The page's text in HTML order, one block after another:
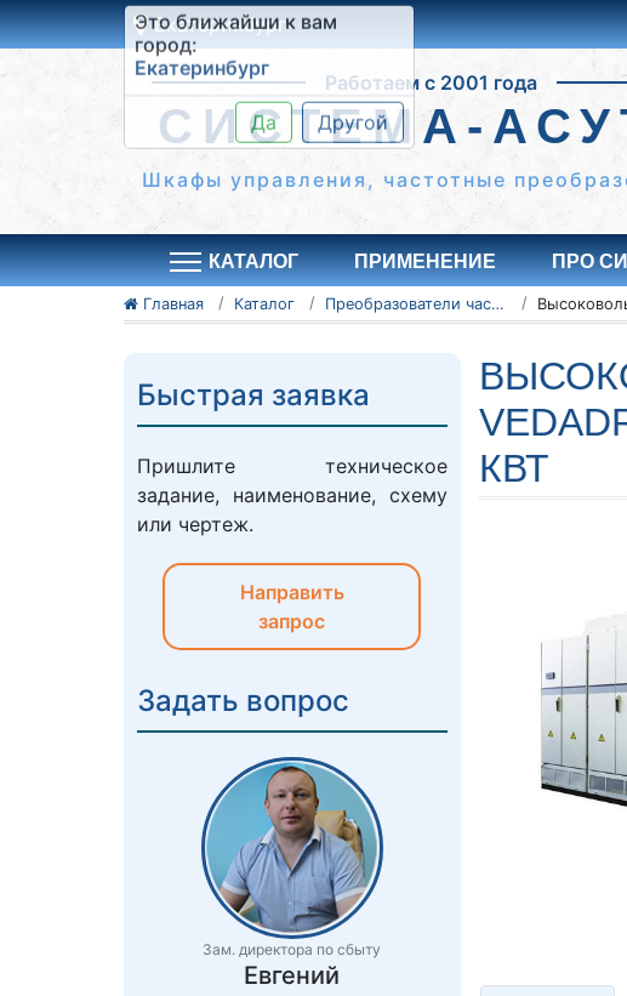
Екатеринбург
Это ближайши к вам
город:
Екатеринбург
Другой
Работаем с 2001 года
СИСТЕМА-
Шкафы управления, частотные
КАТАЛОГ ПРИМЕНЕНИЕ ПРО
Главная Каталог Преобразователи частоты VEDADRIVE
КВТ
Быстрая заявка
Пришлите техническое
задание, наименование, схему
или чертеж.
Направить
запрос
Задать вопрос
Зам. директора по сбыту
Евгений